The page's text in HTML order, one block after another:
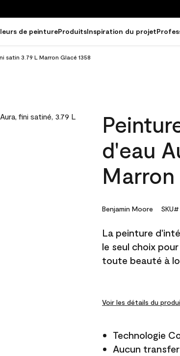
de peintureProduitsInspiration du projet
satin 3.79 L Marron Glacé 1358
d'eau
Marron
Benjamin Moore
La peinture
le seul choix
toute beauté à
Voir les détails du
Technologie
Aucun